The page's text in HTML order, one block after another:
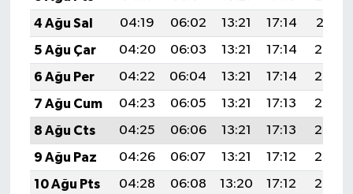
4 Ağu Sal
04:19 06:02 13:21 17:14
20:31
5 Ağu Çar
04:20 06:03 13:21 17:14
20:30
6 Ağu Per
04:22 06:04 13:21 17:14
20:28
7 Ağu Cum
04:23 06:05 13:21 17:13
20:27
8 Ağu Cts
04:25 06:06 13:21 17:13
20:26
9 Ağu Paz
04:26 06:07 13:21 17:12
20:25
10 Ağu Pts
04:28 06:08 13:20 17:12 20:23